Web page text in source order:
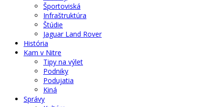
Športoviská
Infraštruktúra
Štúdie
Jaguar Land Rover
História
Kam v Nitre
Tipy na výlet
Podniky
Podujatia
Kiná
Správy